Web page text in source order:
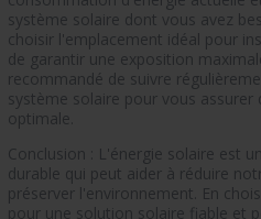
système solaire dont vous avez
choisir l'emplacement idéal pour
de garantir une exposition
recommandé de suivre
système solaire pour vous
optimale.
Conclusion : L'énergie solaire est
durable qui peut aider à réduire
préserver l'environnement. En
pour une solution solaire fiable et